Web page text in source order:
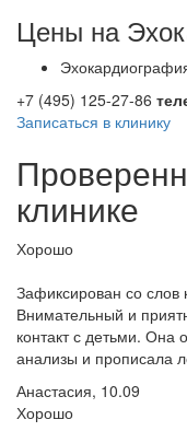
Цены на
+7 (495) 125-27-86
Записаться в клинику
клинике
Хорошо
Зафиксирован со слов
Внимательный и
контакт с детьми. Она
анализы и прописала
Анастасия, 10.09
Хорошо